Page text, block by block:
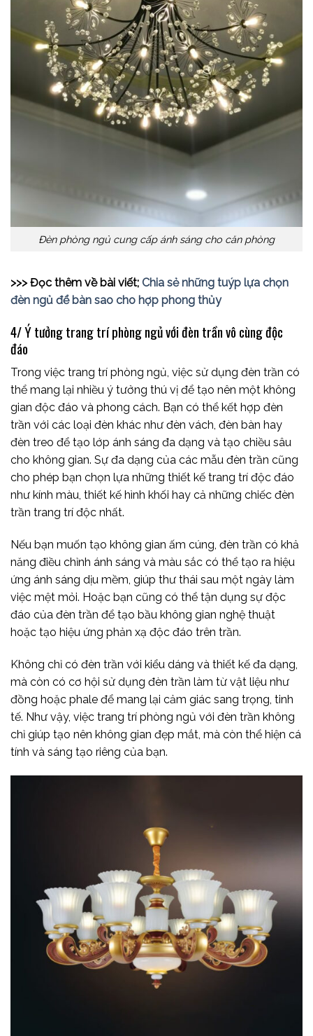
Đèn phòng ngủ cung cấp ánh sáng cho căn phòng
>>> Đọc thêm về bài viết; Chia sẻ những tuýp lựa chọn
đèn ngủ để bàn sao cho hợp phong thủy
4/ Ý tưởng trang trí phòng ngủ với đèn trần vô cùng độc
đáo
Trong việc trang trí phòng ngủ, việc sử dụng đèn trần có
thể mang lại nhiều ý tưởng thú vị để tạo nên một không
gian độc đáo và phong cách. Bạn có thể kết hợp đèn
trần với các loại đèn khác như đèn vách, đèn bàn hay
đèn treo để tạo lớp ánh sáng đa dạng và tạo chiều sâu
cho không gian. Sự đa dạng của các mẫu đèn trần cũng
cho phép bạn chọn lựa những thiết kế trang trí độc đáo
như kính màu, thiết kế hình khối hay cả những chiếc đèn
trần trang trí độc nhất.
Nếu bạn muốn tạo không gian ấm cúng, đèn trần có khả
năng điều chỉnh ánh sáng và màu sắc có thể tạo ra hiệu
ứng ánh sáng dịu mềm, giúp thư thái sau một ngày làm
việc mệt mỏi. Hoặc bạn cũng có thể tận dụng sự độc
đáo của đèn trần để tạo bầu không gian nghệ thuật
hoặc tạo hiệu ứng phản xạ độc đáo trên trần.
Không chỉ có đèn trần với kiểu dáng và thiết kế đa dạng,
mà còn có cơ hội sử dụng đèn trần làm từ vật liệu như
đồng hoặc phale để mang lại cảm giác sang trọng, tinh
tế. Như vậy, việc trang trí phòng ngủ với đèn trần không
chỉ giúp tạo nên không gian đẹp mắt, mà còn thể hiện cá
tính và sáng tạo riêng của bạn.